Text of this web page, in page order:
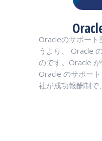
Oracleのサポート
うより、 Oracle
のです。Oracle
Oracle のサポー
社が成功報酬制で